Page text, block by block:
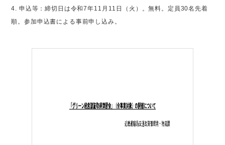
4. 申込等：締切日は令和7年11月11日（火）。無料。定員30名先着
順。参加申込書による事前申し込み。